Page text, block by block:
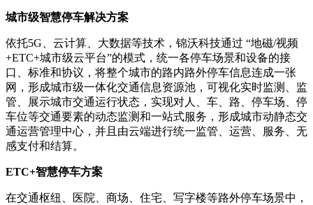
城市级智慧停车解决方案
依托5G、云计算、大数据等技术，锦沃科技通过 “地磁/视频
+ETC+城市级云平台”的模式，统一各停车场景和设备的接
口、标准和协议，将整个城市的路内路外停车信息连成一张
网，形成城市级一体化交通信息资源池，可视化实时监测、监
管、展示城市交通运行状态，实现对人、车、路、停车场、停
车位等交通要素的动态监测和一站式服务，形成城市动静态交
通运营管理中心，并且由云端进行统一监管、运营、服务、无
感支付和结算。
ETC+智慧停车方案
在交通枢纽、医院、商场、住宅、写字楼等路外停车场景中，